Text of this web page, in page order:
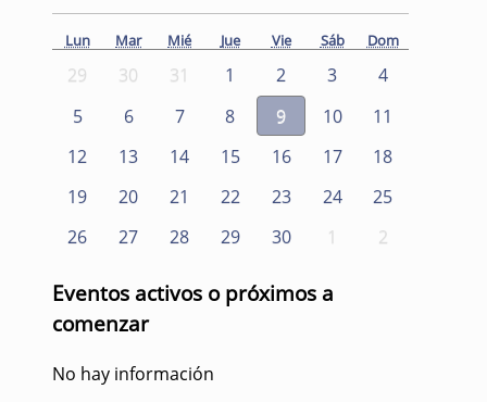
Lun Mar Mié Jue Vie Sáb Dom
29 30 31 1 2 3
4
5
6 7 8 9 10
11
12
13 14 15 16 17
18
19
20 21 22 23 24
25
26
27 28 29 30 1 2
Eventos activos o próximos a
comenzar
No hay información